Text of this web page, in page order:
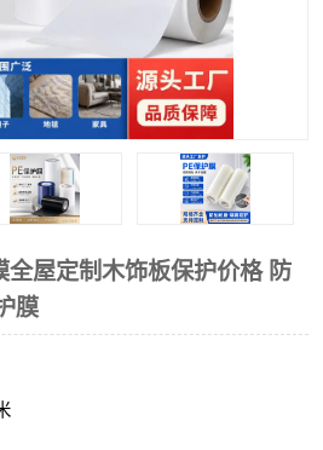
全屋定制木饰板保护价格 防
膜
彩钢板保护膜
两边上胶保护膜
铝板保护膜
一次性隔离膜